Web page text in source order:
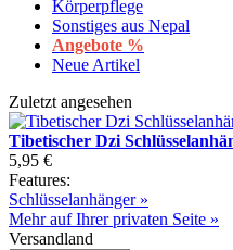
Körperpflege
Sonstiges aus Nepal
Angebote %
Neue Artikel
Zuletzt angesehen
Tibetischer Dzi
5,95 €
Features:
Schlüsselanhänger »
Mehr auf Ihrer privaten Seite »
Versandland